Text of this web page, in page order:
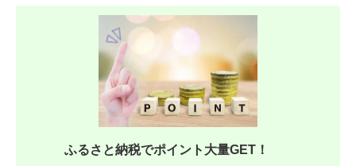
ふるさと納税でポイント大量GET！